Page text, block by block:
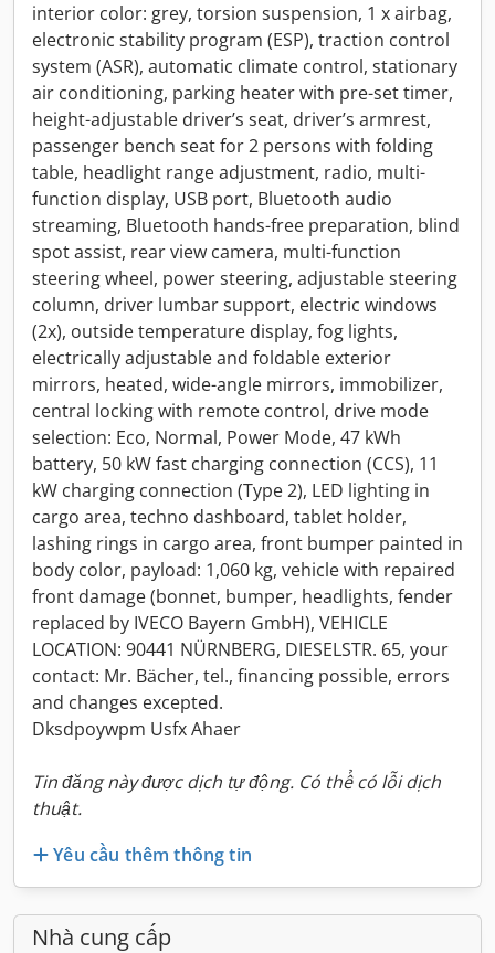
interior color: grey, torsion suspension, 1 x airbag,
electronic stability program (ESP), traction control
system (ASR), automatic climate control, stationary
air conditioning, parking heater with pre-set timer,
height-adjustable driver’s seat, driver’s armrest,
passenger bench seat for 2 persons with folding
table, headlight range adjustment, radio, multi-
function display, USB port, Bluetooth audio
streaming, Bluetooth hands-free preparation, blind
spot assist, rear view camera, multi-function
steering wheel, power steering, adjustable steering
column, driver lumbar support, electric windows
(2x), outside temperature display, fog lights,
electrically adjustable and foldable exterior
mirrors, heated, wide-angle mirrors, immobilizer,
central locking with remote control, drive mode
selection: Eco, Normal, Power Mode, 47 kWh
battery, 50 kW fast charging connection (CCS), 11
kW charging connection (Type 2), LED lighting in
cargo area, techno dashboard, tablet holder,
lashing rings in cargo area, front bumper painted in
body color, payload: 1,060 kg, vehicle with repaired
front damage (bonnet, bumper, headlights, fender
replaced by IVECO Bayern GmbH), VEHICLE
LOCATION: 90441 NÜRNBERG, DIESELSTR. 65, your
contact: Mr. Bächer, tel., financing possible, errors
and changes excepted.
Dksdpoywpm Usfx Ahaer
Tin đăng này được dịch tự động. Có thể có lỗi dịch
thuật.
Yêu cầu thêm thông tin
Nhà cung cấp